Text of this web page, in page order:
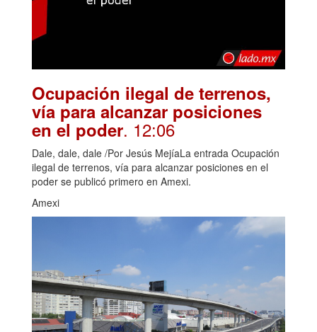
Ocupación ilegal de terrenos,
vía para alcanzar posiciones
en el poder. 12:06
Dale, dale, dale /Por Jesús MejíaLa entrada Ocupación
ilegal de terrenos, vía para alcanzar posiciones en el
poder se publicó primero en Amexi.
Amexi